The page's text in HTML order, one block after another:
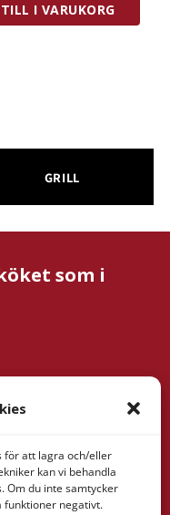
för att lagra och/eller
kan vi behandla
Om du inte samtycker
funktioner negativt.
I VARUKORG
GRILL
som i